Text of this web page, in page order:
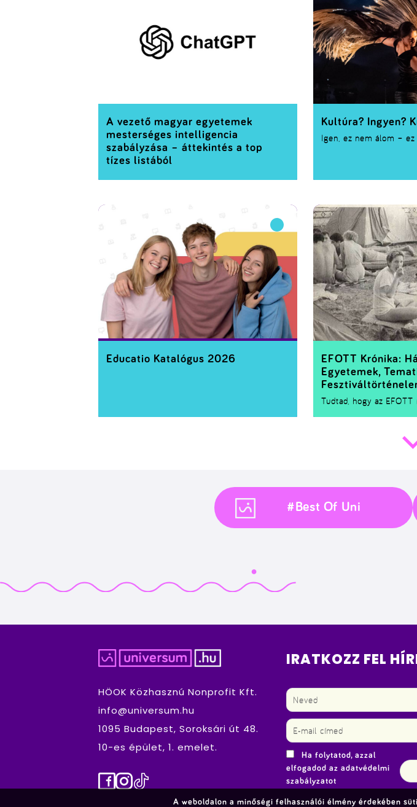
párnájuk alá teszik.
kialakultak azok a szabályozási keretek,
amelyek meghatározzák az MI szerepét az
oktatásban, kutatásban és a hallgatói
teljesítmények értékelésében. A trend
egyértelmű: az egyetemek nem tiltani, hanem
felügyelt módon integrálni kívánják a
technológiát.
A vezető magyar egyetemek
mesterséges intelligencia
szabályzása – áttekintés a top
tízes listából
Igen, ez nem álom – ez
Kultúra? Ingyen?
Educatio Katalógus 2026
Tudtad, hogy az EFOTT
A 70-es években a
(Országjáró
Kempingeknyújtottak
egyedül az
maradtak nyári
KISZ
EFOTT Krónika:
Egyetemek,
#Best Of Uni
HÖOK Közhasznú Nonprofit Kft.
info@universum.hu
1095 Budapest, Soroksári út 48.
10-es épület, 1. emelet.
Facebook
Instagram
TikTok
IRATKOZZ FEL
Ha folytatod, azzal
elfogadod az adatvédelmi
szabályzatot
A weboldalon a minőségi felhasználói élmény érdekében